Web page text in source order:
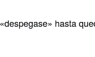
hasta